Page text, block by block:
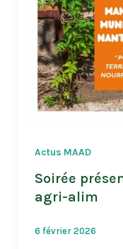
Actus MAAD
Soirée
agri-alim
6 février 2026